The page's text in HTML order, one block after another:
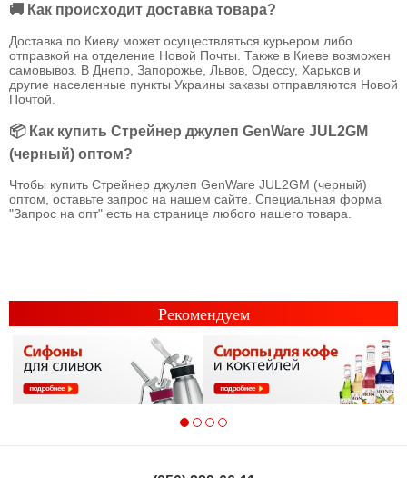
🚚 Как происходит доставка товара?
Доставка по Киеву может осуществляться курьером либо
отправкой на отделение Новой Почты. Также в Киеве возможен
самовывоз. В Днепр, Запорожье, Львов, Одессу, Харьков и
другие населенные пункты Украины заказы отправляются Новой
Почтой.
📦 Как купить Стрейнер джулеп GenWare JUL2GM
(черный) оптом?
Чтобы купить Стрейнер джулеп GenWare JUL2GM (черный)
оптом, оставьте запрос на нашем сайте. Специальная форма
"Запрос на опт" есть на странице любого нашего товара.
Рекомендуем